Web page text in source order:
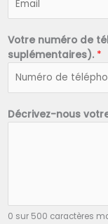
Votre numéro de
suplémentaires). *
Décrivez-nous
0 sur 500 caractères